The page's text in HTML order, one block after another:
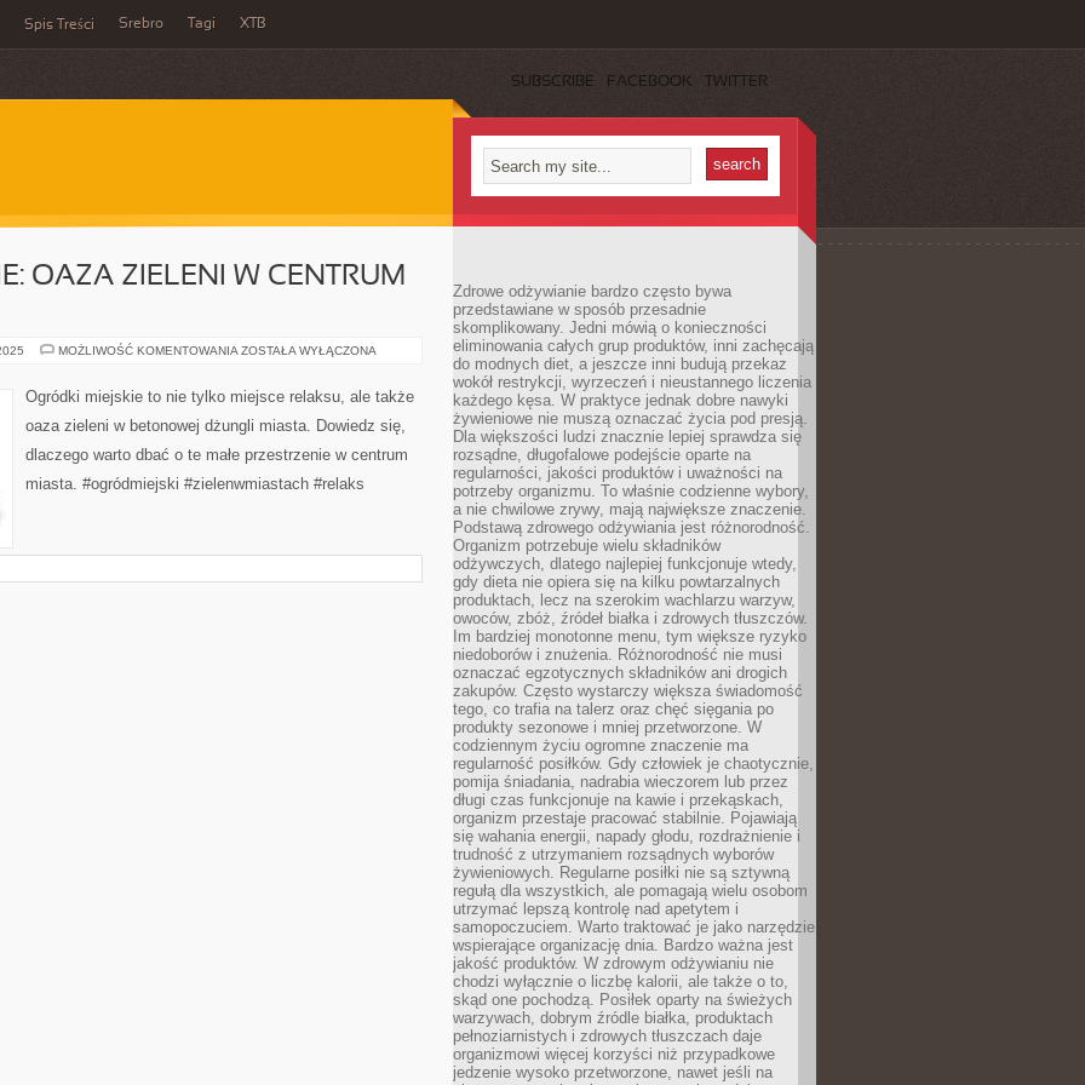
Spis Treści Srebro Tagi XTB
SUBSCRIBE FACEBOOK TWITTER
OAZA ZIELENI W CENTRUM
MOŻLIWOŚĆ KOMENTOWANIA OGRÓDKI
ZIELENI
W
MIASTA
ZOSTAŁA WYŁĄCZONA
Ogródki miejskie to nie tylko miejsce relaksu, ale także
oaza zieleni w betonowej dżungli miasta. Dowiedz się,
dlaczego warto dbać o te małe przestrzenie w centrum
miasta. #ogródmiejski #zielenwmiastach #relaks
Zdrowe odżywianie bardzo często bywa
przedstawiane w sposób przesadnie
skomplikowany. Jedni mówią o konieczności
eliminowania całych grup produktów, inni zachęcają
do modnych diet, a jeszcze inni budują przekaz
wokół restrykcji, wyrzeczeń i nieustannego liczenia
każdego kęsa. W praktyce jednak dobre nawyki
żywieniowe nie muszą oznaczać życia pod presją.
Dla większości ludzi znacznie lepiej sprawdza się
rozsądne, długofalowe podejście oparte na
regularności, jakości produktów i uważności na
potrzeby organizmu. To właśnie codzienne wybory,
a nie chwilowe zrywy, mają największe znaczenie.
Podstawą zdrowego odżywiania jest różnorodność.
Organizm potrzebuje wielu składników
odżywczych, dlatego najlepiej funkcjonuje wtedy,
gdy dieta nie opiera się na kilku powtarzalnych
produktach, lecz na szerokim wachlarzu warzyw,
owoców, zbóż, źródeł białka i zdrowych tłuszczów.
Im bardziej monotonne menu, tym większe ryzyko
niedoborów i znużenia. Różnorodność nie musi
oznaczać egzotycznych składników ani drogich
zakupów. Często wystarczy większa świadomość
tego, co trafia na talerz oraz chęć sięgania po
produkty sezonowe i mniej przetworzone. W
codziennym życiu ogromne znaczenie ma
regularność posiłków. Gdy człowiek je chaotycznie,
pomija śniadania, nadrabia wieczorem lub przez
długi czas funkcjonuje na kawie i przekąskach,
organizm przestaje pracować stabilnie. Pojawiają
się wahania energii, napady głodu, rozdrażnienie i
trudność z utrzymaniem rozsądnych wyborów
żywieniowych. Regularne posiłki nie są sztywną
regułą dla wszystkich, ale pomagają wielu osobom
utrzymać lepszą kontrolę nad apetytem i
samopoczuciem. Warto traktować je jako narzędzie
wspierające organizację dnia. Bardzo ważna jest
jakość produktów. W zdrowym odżywianiu nie
chodzi wyłącznie o liczbę kalorii, ale także o to,
skąd one pochodzą. Posiłek oparty na świeżych
warzywach, dobrym źródle białka, produktach
pełnoziarnistych i zdrowych tłuszczach daje
organizmowi więcej korzyści niż przypadkowe
jedzenie wysoko przetworzone, nawet jeśli na